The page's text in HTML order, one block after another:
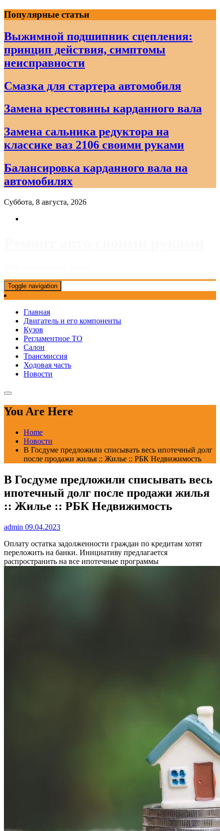
Skip
to
content
Популярные статьи
Выжимной подшипник сцепления:
принцип действия, симптомы
неисправности
Смазка для стартера автомобиля
Замена крестовины карданного вала
Замена сальника редуктора на
классике ваз 2106 своими руками
Балансировка карданного вала на
автомобилях
Суббота, 8 августа, 2026
Toggle navigation
Главная
Двигатель и его компоненты
Кузов
Регламентное ТО
Салон
Трансмиссия
Ходовая часть
Новости
You Are Here
Home
Новости
В Госдуме предложили списывать весь ипотечный долг
после продажи жилья :: Жилье :: РБК Недвижимость
В Госдуме предложили списывать весь
ипотечный долг после продажи жилья
:: Жилье :: РБК Недвижимость
admin 09.04.2023
Оплату остатка задолженности граждан по кредитам хотят
переложить на банки. Инициативу предлагается
распространить на все ипотечные программы